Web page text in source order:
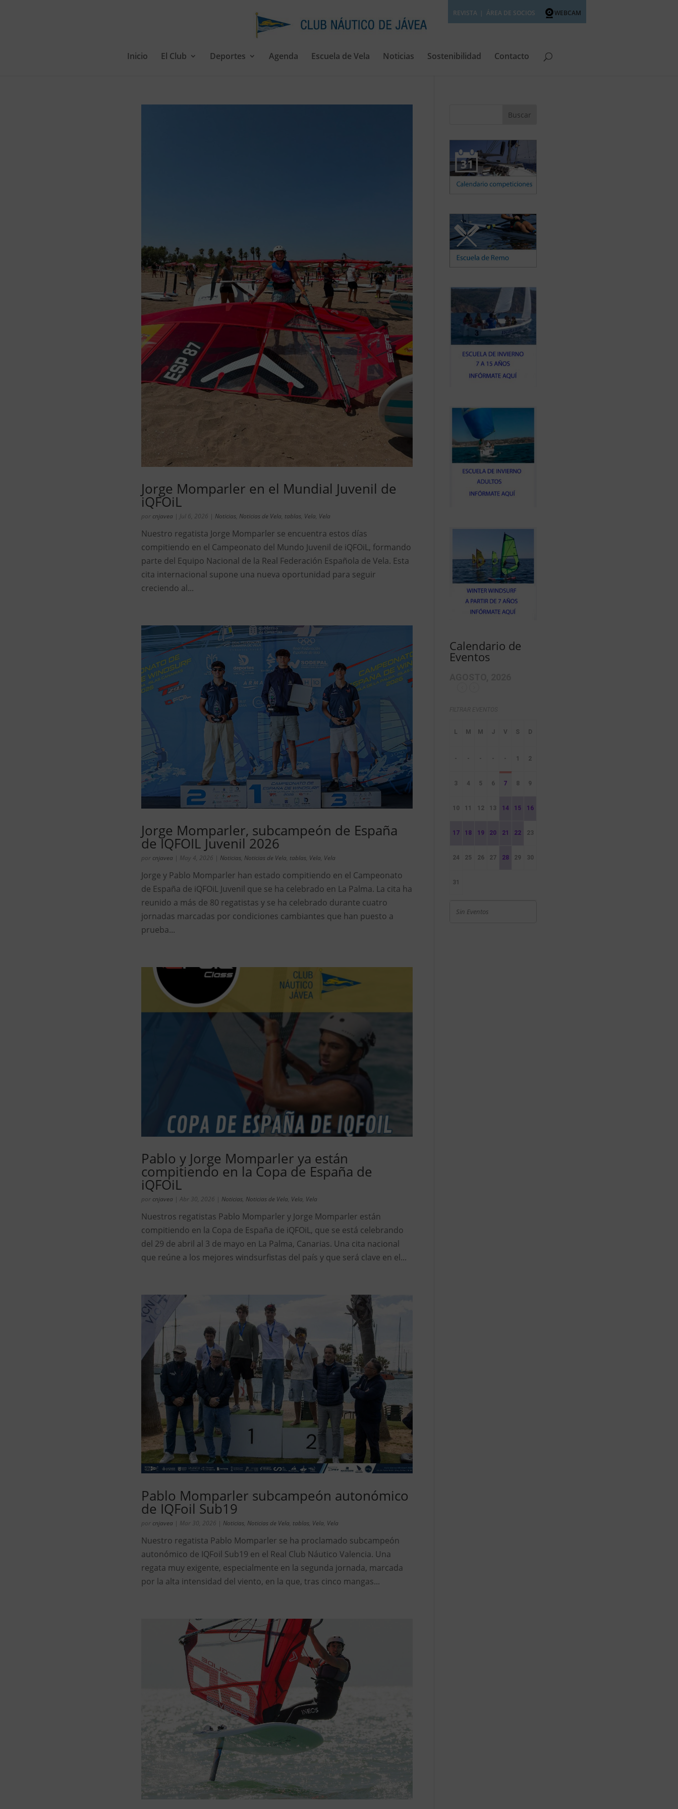
REVISTA ÁREA DE SOCIOS WEBCAM
Inicio El Club Deportes Agenda Escuela de Vela Noticias Sostenibilidad Contacto
Jorge Momparler en el Mundial Juvenil de
iQFOiL
por cnjavea | Jul 6, 2026 | Noticias Noticias de Vela tablas Vela Vela
Nuestro regatista Jorge Momparler se encuentra estos días
compitiendo en el Campeonato del Mundo Juvenil de iQFOiL, formando
parte del Equipo Nacional de la Real Federación Española de Vela. Esta
cita internacional supone una nueva oportunidad para seguir
creciendo al...
Jorge Momparler, subcampeón de España
de IQFOIL Juvenil 2026
por cnjavea | May 4, 2026 | Noticias Noticias de Vela tablas Vela Vela
Jorge y Pablo Momparler han estado compitiendo en el Campeonato
de España de iQFOiL Juvenil que se ha celebrado en La Palma. La cita ha
reunido a más de 80 regatistas y se ha celebrado durante cuatro
jornadas marcadas por condiciones cambiantes que han puesto a
prueba...
Pablo y Jorge Momparler ya están
compitiendo en la Copa de España de
iQFOiL
por cnjavea | Abr 30, 2026 | Noticias Noticias de Vela Vela Vela
Nuestros regatistas Pablo Momparler y Jorge Momparler están
compitiendo en la Copa de España de iQFOiL, que se está celebrando
del 29 de abril al 3 de mayo en La Palma, Canarias. Una cita nacional
que reúne a los mejores windsurfistas del país y que será clave en el...
Pablo Momparler subcampeón autonómico
de IQFoil Sub19
por cnjavea | Mar 30, 2026 | Noticias Noticias de Vela tablas Vela Vela
Nuestro regatista Pablo Momparler se ha proclamado subcampeón
autonómico de IQFoil Sub19 en el Real Club Náutico Valencia. Una
regata muy exigente, especialmente en la segunda jornada, marcada
por la alta intensidad del viento, en la que, tras cinco mangas...
Calendario de
Eventos
- - - - - 1 2
3 4 5 6 7 8 9
10 11 12 13 14 15 16
17 18 19 20 21 22 23
24 25 26 27 28 29 30
31
Sin Eventos